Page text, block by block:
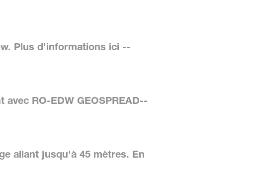
Plus d'informations ici --
RO-EDW GEOSPREAD--
allant jusqu'à 45 mètres. En